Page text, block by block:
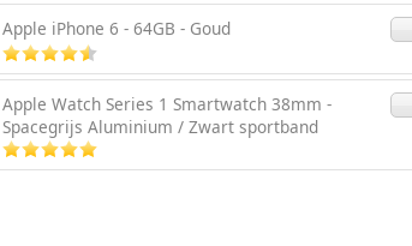
Apple iPhone 6 - 64GB - Goud
Apple Watch Series 1 Smartwatch 38mm -
Spacegrijs Aluminium / Zwart sportband